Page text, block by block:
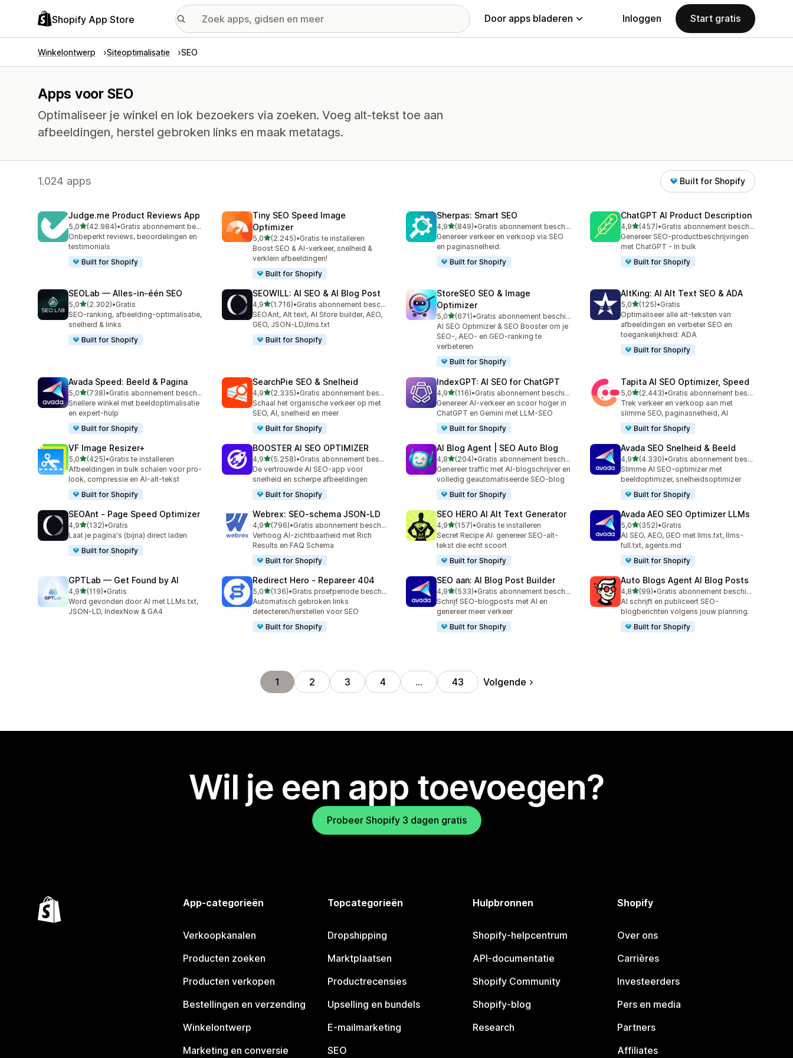
Shopify App Store Door apps bladeren Inloggen Start gratis
Winkelontwerp Siteoptimalisatie SEO
Apps voor SEO
Optimaliseer je winkel en lok bezoekers via zoeken. Voeg alt-tekst toe aan
afbeeldingen, herstel gebroken links en maak metatags.
1.024 apps Built for Shopify
Judge.me Product Reviews App
5,0van 5 sterren
(42.984)
42984 recensies in totaal
•
Gratis abonnement beschikbaar
Onbeperkt reviews, beoordelingen en
testimonials
Built for Shopify
Tiny SEO Speed Image
Optimizer
5,0van 5 sterren
(2.245)
2245 recensies in totaal
•Gratis te installeren
Boost SEO & AI-verkeer, snelheid &
verklein afbeeldingen!
Built for Shopify
Sherpas: Smart SEO
4,9van 5 sterren
(849)
849 recensies in totaal
•
Gratis abonnement beschikbaar
Genereer verkeer en verkoop via SEO
en paginasnelheid.
Built for Shopify
ChatGPT AI Product Description
4,9van 5 sterren
(457)
457 recensies in totaal
•
Gratis abonnement beschikbaar
Genereer SEO-productbeschrijvingen
met ChatGPT - In bulk
Built for Shopify
SEOLab — Alles‑in‑één SEO
5,0van 5 sterren
(2.302)
2302 recensies in totaal
•Gratis
SEO-ranking, afbeelding-optimalisatie,
snelheid & links
Built for Shopify
SEOWILL: AI SEO & AI Blog Post
4,9van 5 sterren
(1.716)
1716 recensies in totaal
•
Gratis abonnement beschikbaar
SEOAnt, Alt text, AI Store builder, AEO,
GEO, JSON-LD,llms.txt
Built for Shopify
StoreSEO SEO & Image
Optimizer
5,0van 5 sterren
(671)
671 recensies in totaal
•
Gratis abonnement beschikbaar
AI SEO Optimizer & SEO Booster om je
SEO-, AEO- en GEO-ranking te
verbeteren
Built for Shopify
AltKing: AI Alt Text SEO & ADA
5,0van 5 sterren
(125)
125 recensies in totaal
•Gratis
Optimaliseer alle alt-teksten van
afbeeldingen en verbeter SEO en
toegankelijkheid: ADA
Built for Shopify
Avada Speed: Beeld & Pagina
5,0van 5 sterren
(738)
738 recensies in totaal
•
Gratis abonnement beschikbaar
Snellere winkel met beeldoptimalisatie
en expert-hulp
Built for Shopify
SearchPie SEO & Snelheid
4,9van 5 sterren
(2.335)
2335 recensies in totaal
•
Gratis abonnement beschikbaar
Schaal het organische verkeer op met
SEO, AI, snelheid en meer
Built for Shopify
IndexGPT: AI SEO for ChatGPT
4,9van 5 sterren
(116)
116 recensies in totaal
•
Gratis abonnement beschikbaar
Genereer AI-verkeer en scoor hoger in
ChatGPT en Gemini met LLM-SEO
Built for Shopify
Tapita AI SEO Optimizer, Speed
5,0van 5 sterren
(2.443)
2443 recensies in totaal
•
Gratis abonnement beschikbaar
Trek verkeer en verkoop aan met
slimme SEO, paginasnelheid, AI
Built for Shopify
VF Image Resizer+
5,0van 5 sterren
(425)
425 recensies in totaal
•Gratis te installeren
Afbeeldingen in bulk schalen voor pro-
look, compressie en AI-alt-tekst
Built for Shopify
BOOSTER AI SEO OPTIMIZER
4,9van 5 sterren
(5.258)
5258 recensies in totaal
•
Gratis abonnement beschikbaar
De vertrouwde AI SEO-app voor
snelheid en scherpe afbeeldingen
Built for Shopify
AI Blog Agent | SEO Auto Blog
4,8van 5 sterren
(204)
204 recensies in totaal
•
Gratis abonnement beschikbaar
Genereer traffic met AI-blogschrijver en
volledig geautomatiseerde SEO-blog
Built for Shopify
Avada SEO Snelheid & Beeld
4,9van 5 sterren
(4.330)
4330 recensies in totaal
•
Gratis abonnement beschikbaar
Slimme AI SEO-optimizer met
beeldoptimizer, snelheidsoptimizer
Built for Shopify
SEOAnt ‑ Page Speed Optimizer
4,9van 5 sterren
(132)
132 recensies in totaal
•Gratis
Laat je pagina's (bijna) direct laden
Built for Shopify
Webrex: SEO‑schema JSON‑LD
4,9van 5 sterren
(796)
796 recensies in totaal
•
Gratis abonnement beschikbaar
Verhoog AI-zichtbaarheid met Rich
Results en FAQ Schema
Built for Shopify
SEO HERO AI Alt Text Generator
4,9van 5 sterren
(157)
157 recensies in totaal
•Gratis te installeren
Secret Recipe AI: genereer SEO-alt-
tekst die echt scoort
Built for Shopify
Avada AEO SEO Optimizer LLMs
5,0van 5 sterren
(352)
352 recensies in totaal
•Gratis
AI SEO, AEO, GEO met llms.txt, llms-
full.txt, agents.md
Built for Shopify
GPTLab — Get Found by AI
4,9van 5 sterren
(119)
119 recensies in totaal
•Gratis
Word gevonden door AI met LLMs.txt,
JSON-LD, IndexNow & GA4
Redirect Hero ‑ Repareer 404
5,0van 5 sterren
(136)
136 recensies in totaal
•
Gratis proefperiode beschikbaar
Automatisch gebroken links
detecteren/herstellen voor SEO
Built for Shopify
SEO aan: AI Blog Post Builder
4,9van 5 sterren
(533)
533 recensies in totaal
•
Gratis abonnement beschikbaar
Schrijf SEO-blogposts met AI en
genereer meer verkeer
Built for Shopify
Auto Blogs Agent AI Blog Posts
4,8van 5 sterren
(99)
99 recensies in totaal
•
Gratis abonnement beschikbaar
AI schrijft en publiceert SEO-
blogberichten volgens jouw planning.
Built for Shopify
1 2 3 4 … 43 Volgende
Wil je een app toevoegen?
Probeer Shopify 3 dagen gratis
App-categorieën
Verkoopkanalen
Producten zoeken
Producten verkopen
Bestellingen en verzending
Winkelontwerp
Marketing en conversie
Topcategorieën
Dropshipping
Marktplaatsen
Productrecensies
Upselling en bundels
E-mailmarketing
SEO
Hulpbronnen
Shopify-helpcentrum
API-documentatie
Shopify Community
Shopify-blog
Research
Shopify
Over ons
Carrières
Investeerders
Pers en media
Partners
Affiliates